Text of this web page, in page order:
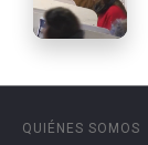
QUIÉNES SOMOS